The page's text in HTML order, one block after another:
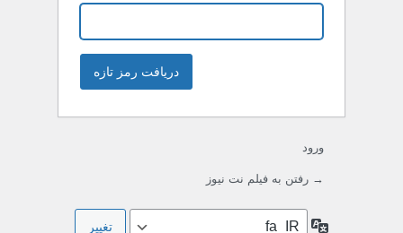
ورود
→ رفتن به فیلم‌ نت نیوز
زبان